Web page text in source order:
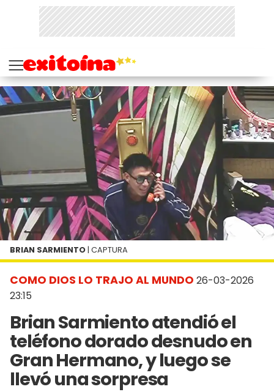
COMO DIOS LO TRAJO AL MUNDO 26-03-2026
23:15
Brian Sarmiento atendió el
teléfono dorado desnudo en
Gran Hermano, y luego se
llevó una sorpresa
BRIAN SARMIENTO | CAPTURA